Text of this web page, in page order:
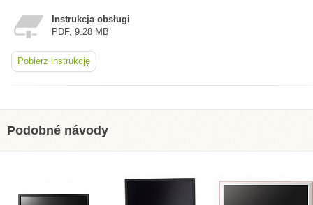
Instrukcja obsługi
PDF, 9.28 MB
Pobierz instrukcję
Podobné návody